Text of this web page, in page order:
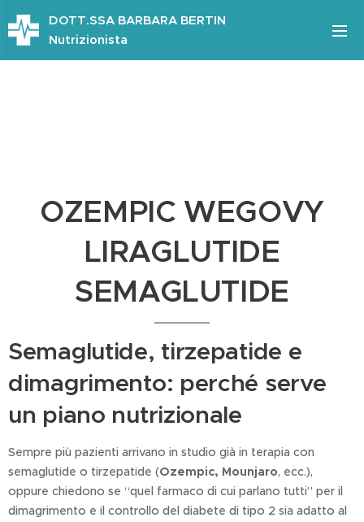
DOTT.SSA BARBARA BERTIN
Nutrizionista
OZEMPIC WEGOVY
LIRAGLUTIDE
SEMAGLUTIDE
Semaglutide, tirzepatide e
dimagrimento: perché serve
un piano nutrizionale
Sempre più pazienti arrivano in studio già in terapia con
semaglutide o tirzepatide (Ozempic, Mounjaro, ecc.),
oppure chiedono se “quel farmaco di cui parlano tutti” per il
dimagrimento e il controllo del diabete di tipo 2 sia adatto al